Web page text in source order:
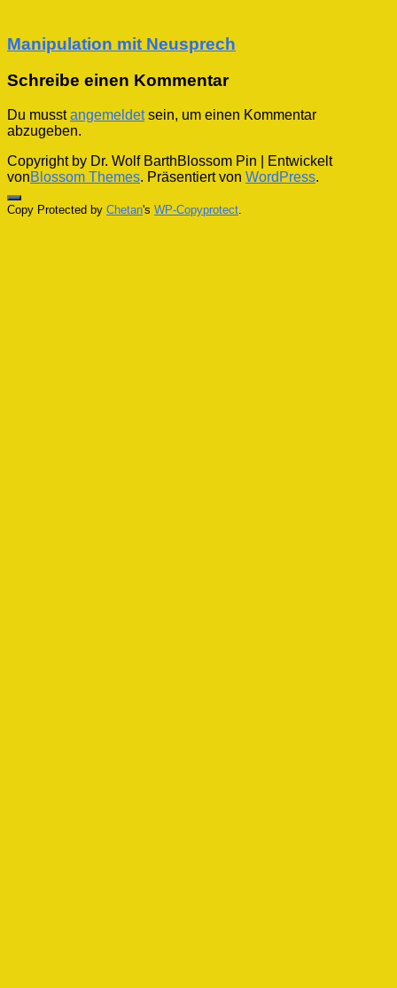
Manipulation mit Neusprech
Schreibe einen Kommentar
Du musstangemeldetsein, um einen Kommentar
abzugeben.
Copyright by Dr. Wolf BarthBlossom Pin | Entwickelt
vonBlossom Themes. Präsentiert von WordPress.
Copy Protected by Chetan's WP-Copyprotect